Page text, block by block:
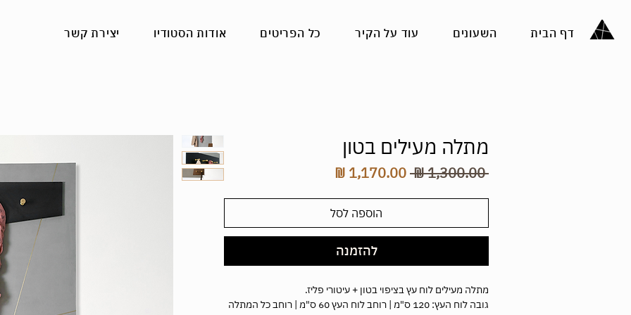
דף הבית השעונים עוד על הקיר כל הפריטים אודות הסטודיו יצירת קשר
מתלה מעילים בטון
‏1,300.00 ‏₪
מחיר
הוספה לסל
להזמנה
מתלה מעילים לוח עץ בציפוי בטון + עיטורי פליז.
גובה לוח העץ: 120 ס"מ | רוחב לוח העץ 60 ס"מ | רוחב כל המתלה